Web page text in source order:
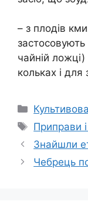
– з плодів
застосовують
чайній
кольках і для
Категорії
Позначки
Приправи і
Знайшли
Чебрець